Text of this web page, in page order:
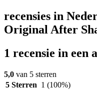
recensies in
Original After
1 recensie in een
5,0 van 5 sterren
5 Sterren 1 (100%)